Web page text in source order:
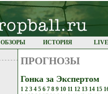
ОБЗОРЫ ИСТОРИЯ
ПРОГНОЗЫ
Гонка за Экспертом
1 2 3 4 5 6 7 8 9 10 11 12 13 14 15